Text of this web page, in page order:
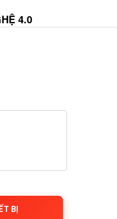
4.0
BỊ